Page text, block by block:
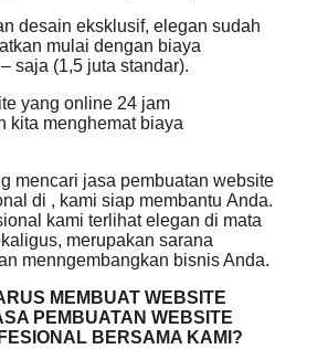
desain eksklusif, elegan sudah
mulai dengan biaya
saja (1,5 juta standar).
yang online 24 jam
kita menghemat biaya
mencari jasa pembuatan website
di , kami siap membantu Anda.
kami terlihat elegan di mata
merupakan sarana
menngembangkan bisnis Anda.
MEMBUAT WEBSITE
PEMBUATAN WEBSITE
BERSAMA KAMI?